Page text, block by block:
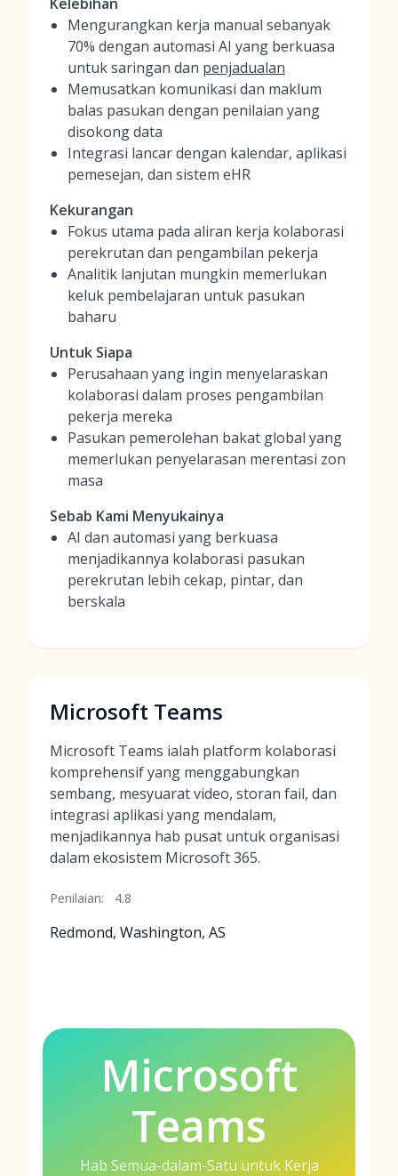
Mengurangkan kerja manual sebanyak
70% dengan automasi AI yang berkuasa
untuk saringan dan penjadualan
Memusatkan komunikasi dan maklum
balas pasukan dengan penilaian yang
disokong data
Integrasi lancar dengan kalendar, aplikasi
pemesejan, dan sistem eHR
Kekurangan
Fokus utama pada aliran kerja kolaborasi
perekrutan dan pengambilan pekerja
Analitik lanjutan mungkin memerlukan
keluk pembelajaran untuk pasukan
baharu
Untuk Siapa
Perusahaan yang ingin menyelaraskan
kolaborasi dalam proses pengambilan
pekerja mereka
Pasukan pemerolehan bakat global yang
memerlukan penyelarasan merentasi zon
masa
Sebab Kami Menyukainya
AI dan automasi yang berkuasa
menjadikannya kolaborasi pasukan
perekrutan lebih cekap, pintar, dan
berskala
Microsoft Teams
Microsoft Teams ialah platform kolaborasi
komprehensif yang menggabungkan
sembang, mesyuarat video, storan fail, dan
integrasi aplikasi yang mendalam,
menjadikannya hab pusat untuk organisasi
dalam ekosistem Microsoft 365.
Penilaian: 4.8
Redmond, Washington, AS
Microsoft
Teams
Hab Semua-dalam-Satu untuk Kerja